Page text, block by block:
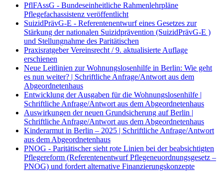
PflFAssG - Bundeseinheitliche Rahmenlehrpläne
Pflegefachassistenz veröffentlicht
SuizidPrävG-E - Referentenentwurf eines Gesetzes zur
Stärkung der nationalen Suizidprävention (SuizidPrävG-E )
und Stellungnahme des Paritätischen
Praxisratgeber Vereinsrecht / 9. aktualisierte Auflage
erschienen
Neue Leitlinien zur Wohnungslosenhilfe in Berlin: Wie geht
es nun weiter? | Schriftliche Anfrage/Antwort aus dem
Abgeordnetenhaus
Entwicklung der Ausgaben für die Wohnungslosenhilfe |
Schriftliche Anfrage/Antwort aus dem Abgeordnetenhaus
Auswirkungen der neuen Grundsicherung auf Berlin |
Schriftliche Anfrage/Antwort aus dem Abgeordnetenhaus
Kinderarmut in Berlin – 2025 | Schriftliche Anfrage/Antwort
aus dem Abgeordnetenhaus
PNOG - Paritätischer sieht rote Linien bei der beabsichtigten
Pflegereform (Referentenentwurf Pflegeneuordnungsgesetz –
PNOG) und fordert alternative Finanzierungskonzepte